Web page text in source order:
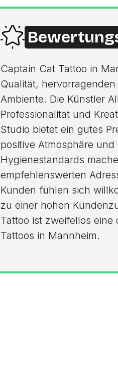
Captain Cat Tattoo in
Qualität,
Ambiente. Die Künstler
Professionalität und
Studio bietet ein gutes
positive Atmosphäre
Hygienestandards
empfehlenswerten
Kunden fühlen sich
zu einer hohen
Tattoo ist zweifellos
Tattoos in Mannheim.